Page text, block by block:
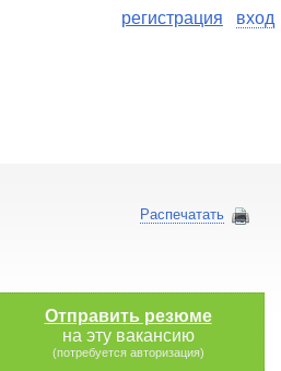
Распечатать
Отправить резюме
на эту вакансию
(потребуется авторизация)
регистрация вход